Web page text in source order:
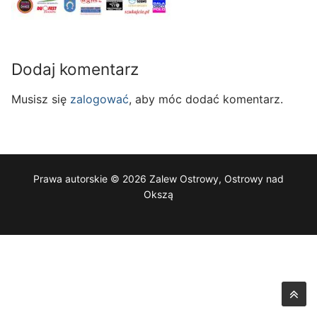
Dodaj komentarz
Musisz się zalogować, aby móc dodać komentarz.
Prawa autorskie © 2026 Zalew Ostrowy, Ostrowy nad
Okszą